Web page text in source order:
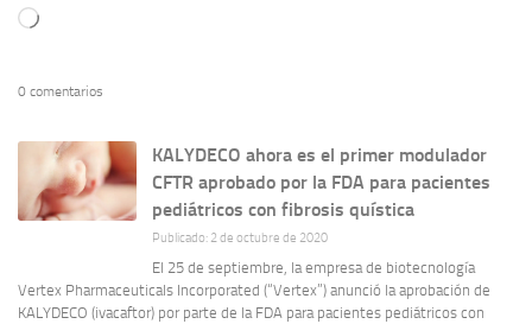
Cargando...
0 comentarios
KALYDECO ahora es el primer modulador
CFTR aprobado por la FDA para pacientes
pediátricos con fibrosis quística
Publicado: 2 de octubre de 2020
El 25 de septiembre, la empresa de biotecnología
Vertex Pharmaceuticals Incorporated (“Vertex”) anunció la aprobación de
KALYDECO (ivacaftor) por parte de la FDA para pacientes pediátricos con